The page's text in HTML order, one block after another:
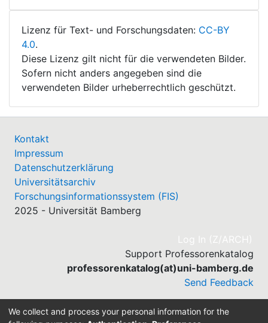
Lizenz für Text- und Forschungsdaten: CC-BY
4.0.
Diese Lizenz gilt nicht für die verwendeten Bilder.
Sofern nicht anders angegeben sind die
verwendeten Bilder urheberrechtlich geschützt.
Kontakt
Impressum
Datenschutzerklärung
Universitätsarchiv
Forschungsinformationssystem (FIS)
2025 - Universität Bamberg
Log In (Z/ARCH)
Support Professorenkatalog
professorenkatalog(at)uni-bamberg.de
Send Feedback
We collect and process your personal information for the